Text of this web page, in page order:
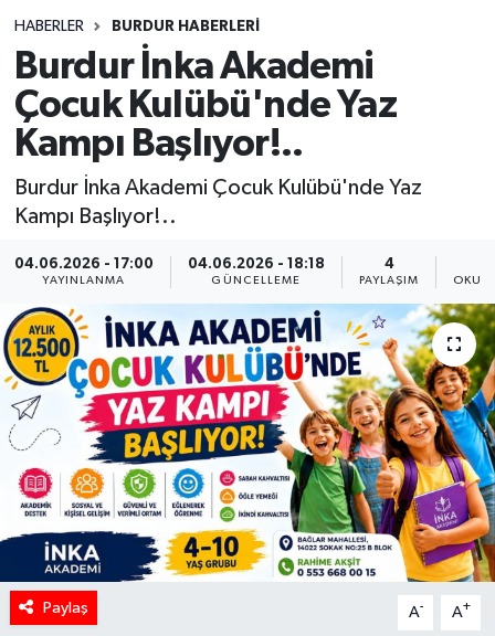
HABERLER BURDUR HABERLERİ
Burdur İnka Akademi
Çocuk Kulübü'nde Yaz
Kampı Başlıyor!..
Burdur İnka Akademi Çocuk Kulübü'nde Yaz
Kampı Başlıyor!..
04.06.2026 - 17:00
YAYINLANMA
04.06.2026 - 18:18
GÜNCELLEME
4
PAYLAŞIM
Paylaş A- A+
Spor
Tebrik
Türkiye